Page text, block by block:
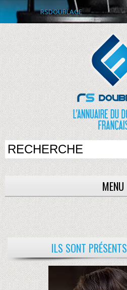
RSDOUBLAGE
MENU
ILS SONT PRÉSENTS